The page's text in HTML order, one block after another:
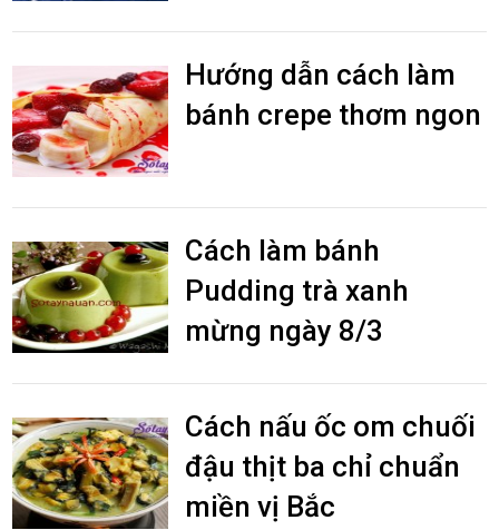
Hướng dẫn cách làm
bánh crepe thơm ngon
Cách làm bánh
Pudding trà xanh
mừng ngày 8/3
Cách nấu ốc om chuối
đậu thịt ba chỉ chuẩn
miền vị Bắc